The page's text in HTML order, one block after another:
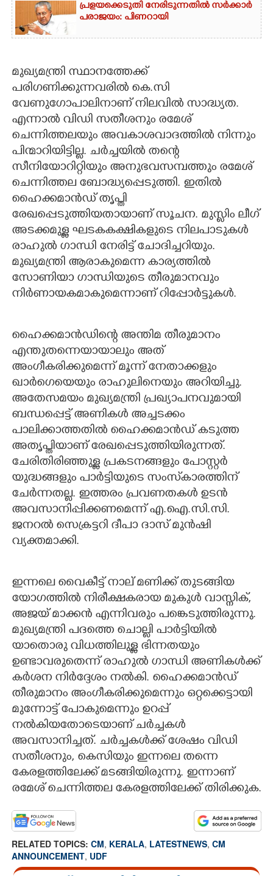
പ്രളയക്കെടുതി നേരിടുന്നതിൽ സർക്കാർ
പരാജയം: പിണറായി
മുഖ്യമന്ത്രി സ്ഥാനത്തേക്ക്
പരിഗണിക്കുന്നവരിൽ കെ.സി
വേണുഗോപാലിനാണ് നിലവിൽ സാദ്ധ്യത.
എന്നാൽ വിഡി സതീശനും രമേശ്
ചെന്നിത്തലയും അവകാശവാദത്തിൽ നിന്നും
പിന്മാറിയിട്ടില്ല. ചർച്ചയിൽ തന്റെ
സീനിയോറിറ്റിയും അനുഭവസമ്പത്തും രമേശ്
ചെന്നിത്തല ബോദ്ധ്യപ്പെടുത്തി. ഇതിൽ
ഹൈക്കമാൻഡ് തൃപ്തി
രേഖപ്പെടുത്തിയതായാണ് സൂചന. മുസ്ലിം ലീഗ്
അടക്കമുള്ള ഘടകകക്ഷികളുടെ നിലപാടുകൾ
രാഹുൽ ഗാന്ധി നേരിട്ട് ചോദിച്ചറിയും.
മുഖ്യമന്ത്രി ആരാകുമെന്ന കാര്യത്തിൽ
സോണിയാ ഗാന്ധിയുടെ തീരുമാനവും
നിർണായകമാകുമെന്നാണ് റിപ്പോർട്ടുകൾ.
ഹൈക്കമാൻഡിന്റെ അന്തിമ തീരുമാനം
എന്തുതന്നെയായാലും അത്
അംഗീകരിക്കുമെന്ന് മൂന്ന് നേതാക്കളും
ഖാർഗെയെയും രാഹുലിനെയും അറിയിച്ചു.
അതേസമയം മുഖ്യമന്ത്രി പ്രഖ്യാപനവുമായി
ബന്ധപ്പെട്ട് അണികൾ അച്ചടക്കം
പാലിക്കാത്തതിൽ ഹൈക്കമാൻഡ് കടുത്ത
അതൃപ്തിയാണ് രേഖപ്പെടുത്തിയിരുന്നത്.
ചേരിതിരിഞ്ഞുള്ള പ്രകടനങ്ങളും പോസ്റ്റർ
യുദ്ധങ്ങളും പാർട്ടിയുടെ സംസ്‌കാരത്തിന്
ചേർന്നതല്ല. ഇത്തരം പ്രവണതകൾ ഉടൻ
അവസാനിപ്പിക്കണമെന്ന് എ.ഐ.സി.സി.
ജനറൽ സെക്രട്ടറി ദീപാ ദാസ് മുൻഷി
വ്യക്തമാക്കി.
ഇന്നലെ വൈകീട്ട് നാല് മണിക്ക് തുടങ്ങിയ
യോഗത്തിൽ നിരീക്ഷകരായ മുകുൾ വാസ്നിക്,
അജയ് മാക്കൻ എന്നിവരും പങ്കെടുത്തിരുന്നു.
മുഖ്യമന്ത്രി പദത്തെ ചൊല്ലി പാർട്ടിയിൽ
യാതൊരു വിധത്തിലുള്ള ഭിന്നതയും
ഉണ്ടാവരുതെന്ന് രാഹുൽ ഗാന്ധി അണികൾക്ക്
കർശന നിർദ്ദേശം നൽകി. ഹൈക്കമാൻഡ്
തീരുമാനം അംഗീകരിക്കുമെന്നും ഒറ്റക്കെട്ടായി
മുന്നോട്ട് പോകുമെന്നും ഉറപ്പ്
നൽകിയതോടെയാണ് ചർച്ചകൾ
അവസാനിച്ചത്. ചർച്ചകൾക്ക് ശേഷം വിഡി
സതീശനും, കെസിയും ഇന്നലെ തന്നെ
കേരളത്തിലേക്ക് മടങ്ങിയിരുന്നു. ഇന്നാണ്
രമേശ് ചെന്നിത്തല കേരളത്തിലേക്ക് തിരിക്കുക.
RELATED TOPICS: CM, KERALA, LATESTNEWS, CM
ANNOUNCEMENT, UDF